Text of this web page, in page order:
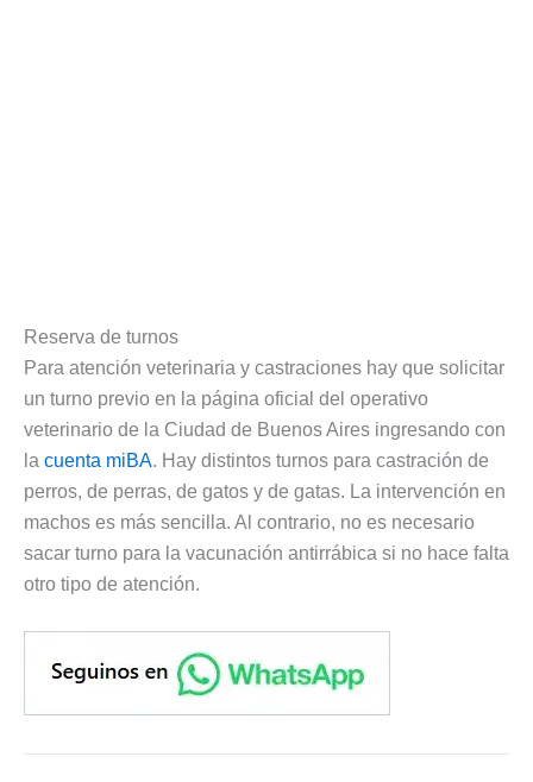
Reserva de turnos
Para atención veterinaria y castraciones hay que solicitar
un turno previo en la página oficial del operativo
veterinario de la Ciudad de Buenos Aires ingresando con
la cuenta miBA. Hay distintos turnos para castración de
perros, de perras, de gatos y de gatas. La intervención en
machos es más sencilla. Al contrario, no es necesario
sacar turno para la vacunación antirrábica si no hace falta
otro tipo de atención.